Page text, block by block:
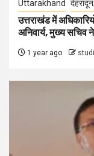
Uttarakhand
उत्तराखंड में
अनिवार्य, मुख्य सचिव ने
1 year ago